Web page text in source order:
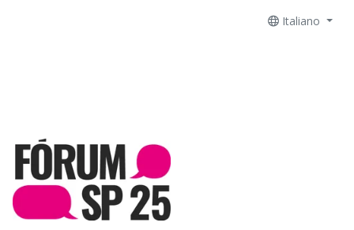
Italiano